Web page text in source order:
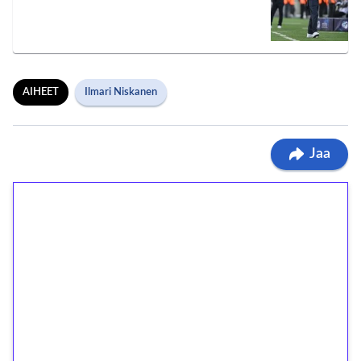
AIHEET Ilmari Niskanen
Jaa